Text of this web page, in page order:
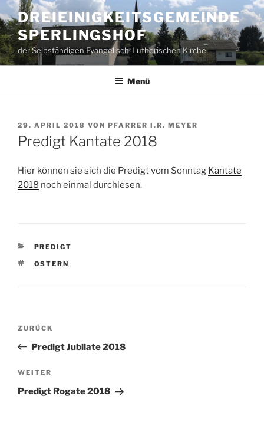
Zum
Inhalt
springen
DREIEINIGKEITSGEMEINDE
SPERLINGSHOF
der Selbständigen Evangelisch-Lutherischen Kirche
Menü
VERÖFFENTLICHT
AM
29. APRIL 2018 VON PFARRER I.R. MEYER
Predigt Kantate 2018
Hier können sie sich die Predigt vom Sonntag Kantate
2018 noch einmal durchlesen.
KATEGORIEN
PREDIGT
SCHLAGWÖRTER
OSTERN
Beitragsnavigation
Vorheriger
Beitrag
ZURÜCK
Predigt Jubilate 2018
Nächster
Beitrag
WEITER
Predigt Rogate 2018